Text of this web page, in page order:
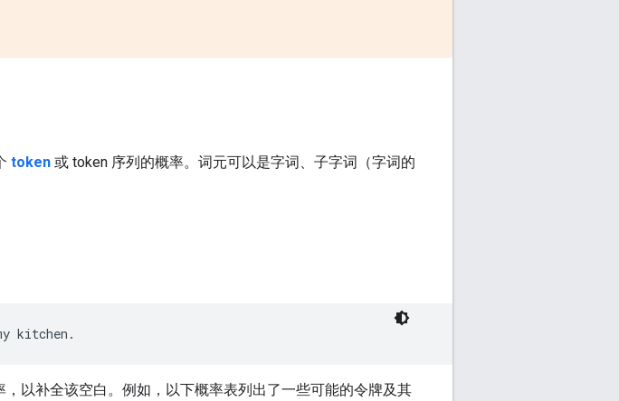
token 或 token 序列的概率。词元可以是字词、子字词（字词的
以补全该空白。例如，以下概率表列出了一些可能的令牌及其